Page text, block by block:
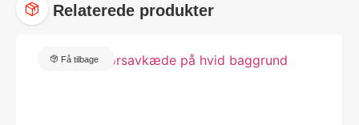
Relaterede produkter
Få tilbage